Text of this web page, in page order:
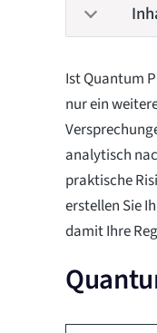
Ist Quantum
nur ein
analytisch
praktische
erstellen Sie
damit Ihre